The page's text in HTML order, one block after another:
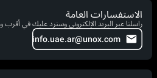
الاستفسارات العامة
راسلنا عبر البريد الإلكتروني وسنرد عليك في
info.uae.ar@unox.com